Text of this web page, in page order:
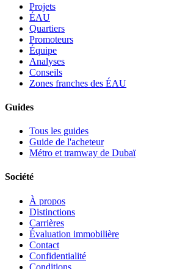
Projets
ÉAU
Quartiers
Promoteurs
Équipe
Analyses
Conseils
Zones franches des ÉAU
Guides
Tous les guides
Guide de l'acheteur
Métro et tramway de Dubaï
Société
À propos
Distinctions
Carrières
Évaluation immobilière
Contact
Confidentialité
Conditions